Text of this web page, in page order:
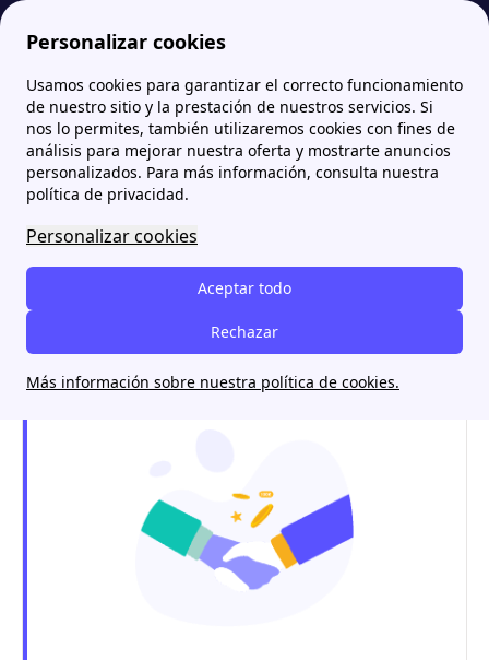
Personalizar cookies
Usamos cookies para garantizar el correcto funcionamiento
de nuestro sitio y la prestación de nuestros servicios. Si
nos lo permites, también utilizaremos cookies con fines de
análisis para mejorar nuestra oferta y mostrarte anuncios
personalizados. Para más información, consulta nuestra
política de privacidad.
Personalizar cookies
Aceptar todo
Rechazar
Más información sobre nuestra política de cookies.
comparador-energetico.es Grupo DISA: Tarifas de luz y gas, teléfono y servicios
Grupo DISA: Tarifas de luz
y gas, teléfono y servicios
Grupo DISA, la potente comercializadora y
distribuidora que comenzó en las Islas
Canarias, y que ahora surte tanto a hogares
como a vehículos a través de estaciones e
aquí